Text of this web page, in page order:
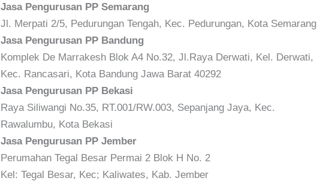
Jasa Pengurusan PP Semarang
Jl. Merpati 2/5, Pedurungan Tengah, Kec. Pedurungan, Kota Semarang
Jasa Pengurusan PP Bandung
Komplek De Marrakesh Blok A4 No.32, Jl.Raya Derwati, Kel. Derwati,
Kec. Rancasari, Kota Bandung Jawa Barat 40292
Jasa Pengurusan PP Bekasi
Raya Siliwangi No.35, RT.001/RW.003, Sepanjang Jaya, Kec.
Rawalumbu, Kota Bekasi
Jasa Pengurusan PP Jember
Perumahan Tegal Besar Permai 2 Blok H No. 2
Kel: Tegal Besar, Kec; Kaliwates, Kab. Jember